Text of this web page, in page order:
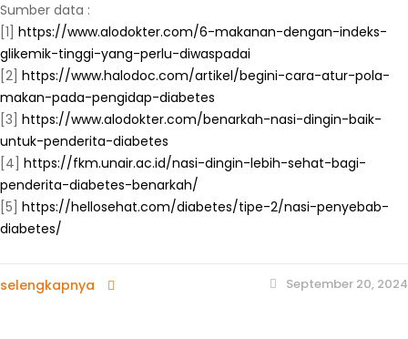
Sumber data :
[1] https://www.alodokter.com/6-makanan-dengan-indeks-
glikemik-tinggi-yang-perlu-diwaspadai
[2] https://www.halodoc.com/artikel/begini-cara-atur-pola-
makan-pada-pengidap-diabetes
[3] https://www.alodokter.com/benarkah-nasi-dingin-baik-
untuk-penderita-diabetes
[4] https://fkm.unair.ac.id/nasi-dingin-lebih-sehat-bagi-
penderita-diabetes-benarkah/
[5] https://hellosehat.com/diabetes/tipe-2/nasi-penyebab-
diabetes/
selengkapnya September 20, 2024